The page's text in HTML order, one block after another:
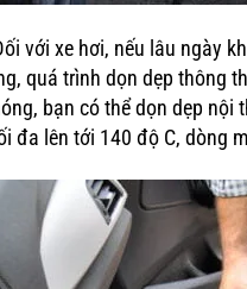
với xe hơi, nếu lâu ngày
quá trình dọn dẹp thông
bạn có thể dọn dẹp
đa lên tới 140 độ C, dòng